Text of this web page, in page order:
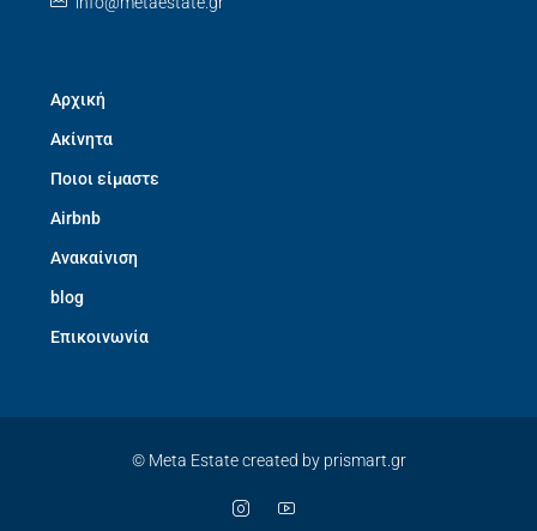
Αρχική
Ακίνητα
Ποιοι είμαστε
Airbnb
Ανακαίνιση
blog
Επικοινωνία
© Meta Estate created by prismart.gr